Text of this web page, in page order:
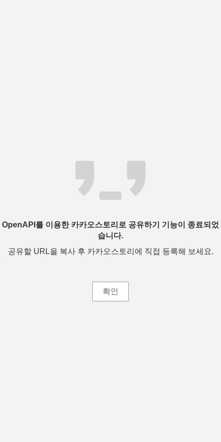
OpenAPI를 이용한 카카오스토리로 공유하기 기능이 종료되었
습니다.
공유할 URL을 복사 후 카카오스토리에 직접 등록해 보세요.
확인